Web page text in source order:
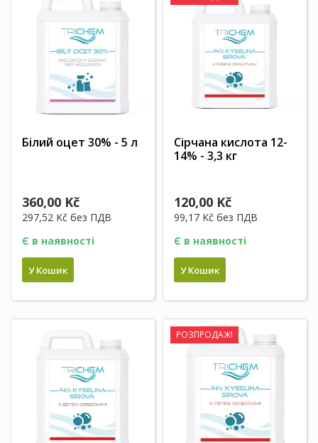
Білий оцет 30% - 5 л
360,00 Kč
297,52 Kč без ПДВ
Є в наявності
У Кошик
Сірчана кислота 12-
14% - 3,3 кг
120,00 Kč
99,17 Kč без ПДВ
Є в наявності
У Кошик
РОЗПРОДАЖ!